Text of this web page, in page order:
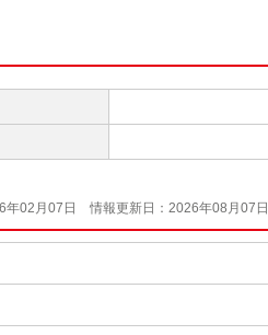
年02月07日 情報更新日：2026年08月07日